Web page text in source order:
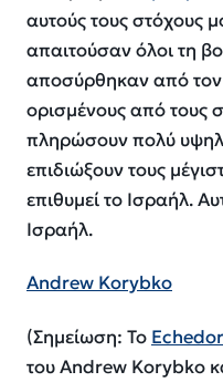
αυτούς τους στόχους
απαιτούσαν όλοι τη
αποσύρθηκαν από
ορισμένους από τους
πληρώσουν πολύ
επιδιώξουν τους
επιθυμεί το Ισραήλ.
Ισραήλ.
Andrew Korybko
(Σημείωση: Το
του Andrew Korybko